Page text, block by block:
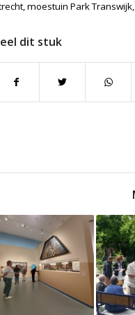
,moestuin Park Transwijk,
dit stuk